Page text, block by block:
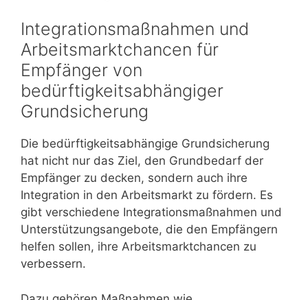
Integrationsmaßnahmen und
Arbeitsmarktchancen für
Empfänger von
bedürftigkeitsabhängiger
Grundsicherung
Die bedürftigkeitsabhängige Grundsicherung
hat nicht nur das Ziel, den Grundbedarf der
Empfänger zu decken, sondern auch ihre
Integration in den Arbeitsmarkt zu fördern. Es
gibt verschiedene Integrationsmaßnahmen und
Unterstützungsangebote, die den Empfängern
helfen sollen, ihre Arbeitsmarktchancen zu
verbessern.